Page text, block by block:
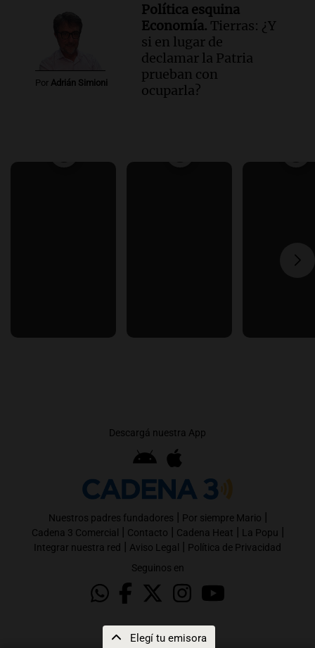
Elegí tu emisora
Por Adrián Simioni
Política esquina
Economía. Tierras: ¿Y
si en lugar de
declamar la Patria
prueban con
ocuparla?
Descargá nuestra App
Nuestros padres fundadores | Por siempre Mario |
Cadena 3 Comercial | Contacto | Cadena Heat | La Popu |
Integrar nuestra red | Aviso Legal | Política de Privacidad
Seguinos en